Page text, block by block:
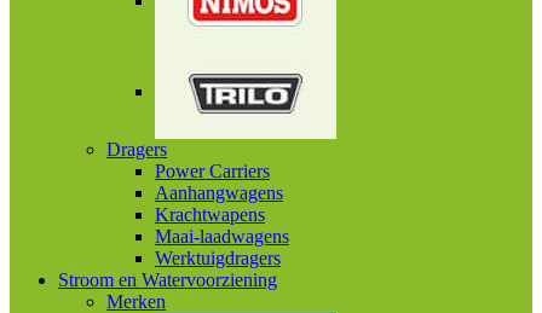
Dragers
Power Carriers
Aanhangwagens
Krachtwapens
Maai-laadwagens
Werktuigdragers
Stroom en Watervoorziening
Merken